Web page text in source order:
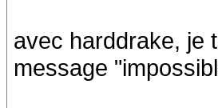
avec harddrake, je
message